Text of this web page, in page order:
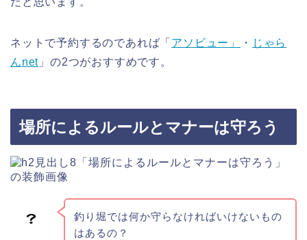
ネットで予約するのであれば「 アソビュー」 ・ じゃら
んnet 」の2つがおすすめです。
場所によるルールとマナーは守ろう
釣り堀では何か守らなければいけないもの
はあるの？